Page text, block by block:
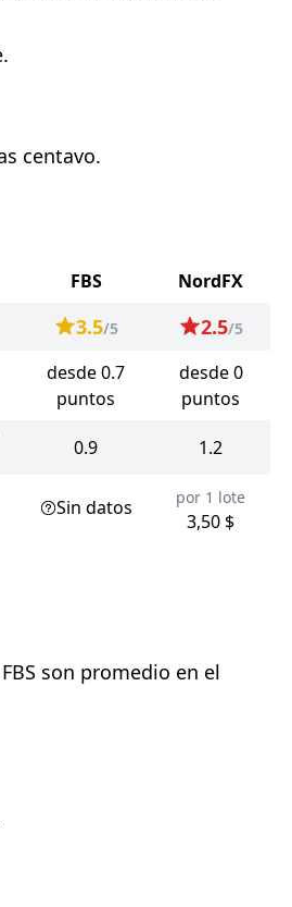
centavo.
FBS
NordFX
3.5/5 2.5/5
desde 0.7
puntos
desde 0
puntos
0.9 1.2
Sin datos por 1 lote
3,50 $
son promedio en el